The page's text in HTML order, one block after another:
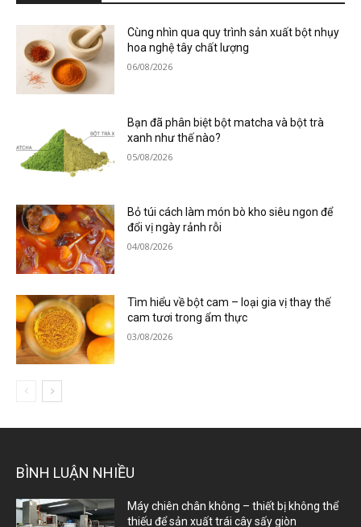
Cùng nhìn qua quy trình sản xuất bột nhụy
hoa nghệ tây chất lượng
06/08/2026
Bạn đã phân biệt bột matcha và bột trà
xanh như thế nào?
05/08/2026
Bỏ túi cách làm món bò kho siêu ngon để
đổi vị ngày rảnh rỗi
04/08/2026
Tìm hiểu về bột cam – loại gia vị thay thế
cam tươi trong ẩm thực
03/08/2026
BÌNH LUẬN NHIỀU
Máy chiên chân không – thiết bị không thể
thiếu để sản xuất trái cây sấy giòn